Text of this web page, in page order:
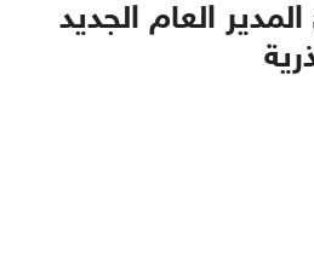
العام الجديد